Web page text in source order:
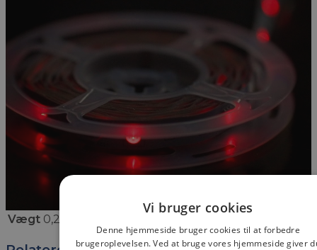
Vægt 0,2 kg
Vi bruger cookies
Denne hjemmeside bruger cookies til at forbedre
brugeroplevelsen. Ved at bruge vores hjemmeside giver